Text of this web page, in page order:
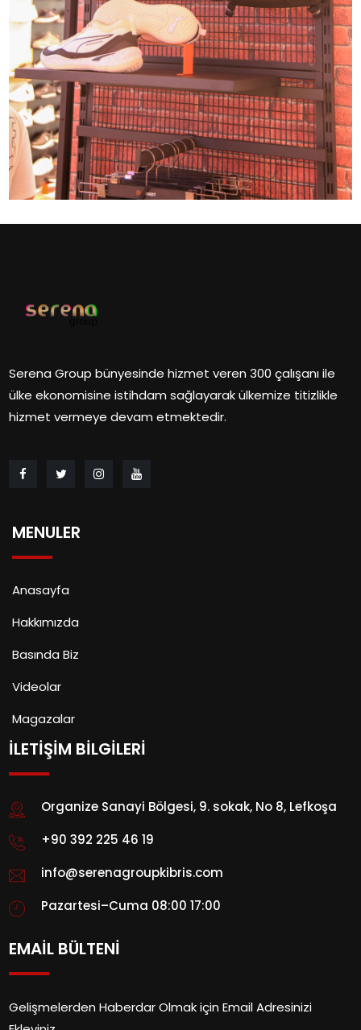
Serena Group bünyesinde hizmet veren 300 çalışanı ile
ülke ekonomisine istihdam sağlayarak ülkemize titizlikle
hizmet vermeye devam etmektedir.
MENULER
Anasayfa
Hakkımızda
Basında Biz
Videolar
Magazalar
İLETİŞİM BİLGİLERİ
Organize Sanayi Bölgesi, 9. sokak, No 8, Lefkoşa
+90 392 225 46 19
info@serenagroupkibris.com
Pazartesi–Cuma 08:00 17:00
EMAİL BÜLTENİ
Gelişmelerden Haberdar Olmak için Email Adresinizi